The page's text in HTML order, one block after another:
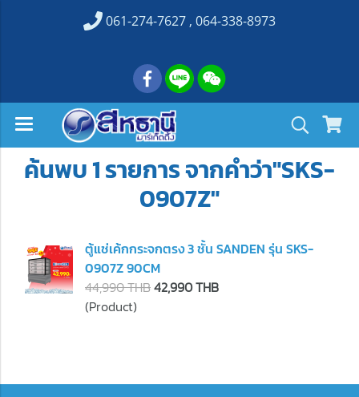
061-274-7627 , 064-338-8973
ค้นพบ 1 รายการ จากคำว่า"SKS-
0907Z"
ตู้แช่เค้กกระจกตรง 3 ชั้น SANDEN รุ่น SKS-
0907Z 90CM
44,990 THB42,990 THB
(Product)